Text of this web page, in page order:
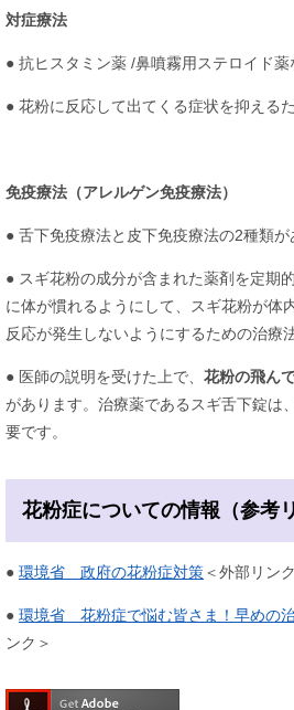
対症療法
​● 抗ヒスタミン薬 /鼻噴霧用ステロイド薬
● 花粉に反応して出てくる症状を抑える
免疫療法（アレルゲン免疫療法）
​● 舌下免疫療法と皮下免疫療法の2種類が
● スギ花粉の成分が含まれた薬剤を定期
に体が慣れるようにして、スギ花粉が体
反応が発生しないようにするための治療
● 医師の説明を受けた上で、 花粉の飛ん
があります。治療薬であるスギ舌下錠は
要です。
花粉症についての情報（参考
● 環境省 政府の花粉症対策＜外部リン
● 環境省 花粉症で悩む皆さま！早めの治
ンク＞